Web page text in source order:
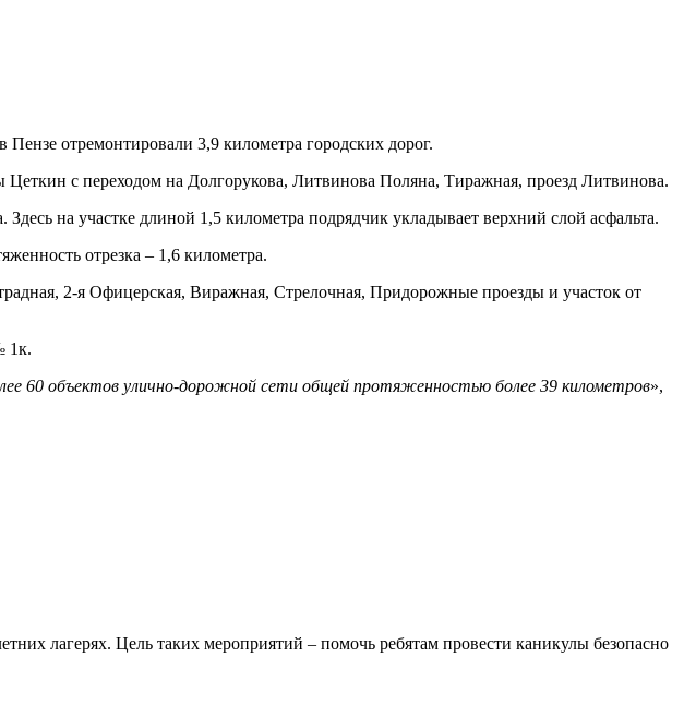
Пензе отремонтировали 3,9 километра городских дорог.
с переходом на Долгорукова, Литвинова Поляна, Тиражная, проезд Литвинова.
на участке длиной 1,5 километра подрядчик укладывает верхний слой асфальта.
отрезка – 1,6 километра.
2-я Офицерская, Виражная, Стрелочная, Придорожные проезды и участок от
1к.
60 объектов улично-дорожной сети общей протяженностью более 39 километров»,
лагерях. Цель таких мероприятий – помочь ребятам провести каникулы безопасно